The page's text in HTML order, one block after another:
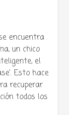
encuentra
un chico
el
Esto hace
recuperar
todos los